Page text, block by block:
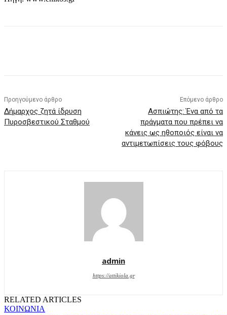
Προηγούμενο άρθρο
Δήμαρχος ζητά ίδρυση
Πυροσβεστικού Σταθμού
Επόμενο άρθρο
Ασπιώτης: Ένα από τα
πράγματα που πρέπει να
κάνεις ως ηθοποιός είναι να
αντιμετωπίσεις τους φόβους
admin
https://attikiola.gr
RELATED ARTICLES
ΚΟΙΝΩΝΙΑ